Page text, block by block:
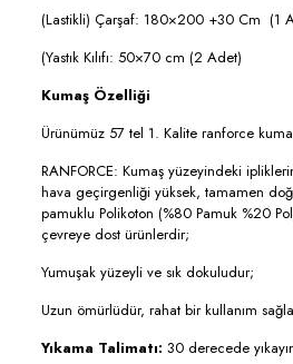
(Lastikli) Çarşaf: 180×200 +30 Cm (1
(Yastık Kılıfı: 50×70 cm (2 Adet)
Kumaş Özelliği
Ürünümüz 57 tel 1. Kalite ranforce
RANFORCE: Kumaş yüzeyindeki
hava geçirgenliği yüksek, tamamen
pamuklu Polikoton (%80 Pamuk %20
çevreye dost ürünlerdir;
Yumuşak yüzeyli ve sık dokuludur;
Uzun ömürlüdür, rahat bir kullanım
Yıkama Talimatı: 30 derecede